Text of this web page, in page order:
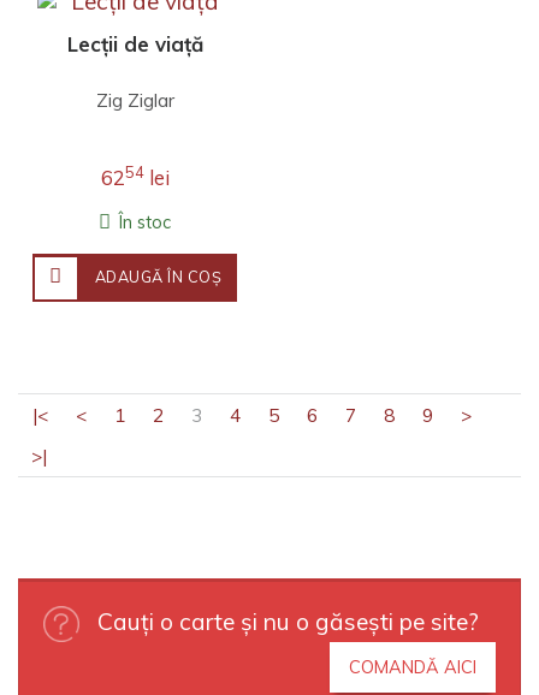
Lecții de viață
Zig Ziglar
6254lei
În stoc
ADAUGĂ ÎN COŞ
|< < 1 2 3 4 5 6 7 8 9
>
>|
Cauți o carte și nu o găsești pe site?
COMANDĂ AICI